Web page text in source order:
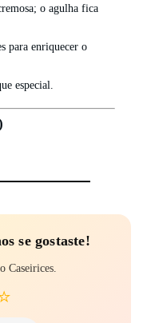
o agulha fica
para enriquecer o
especial.
se gostaste!
Caseirices.